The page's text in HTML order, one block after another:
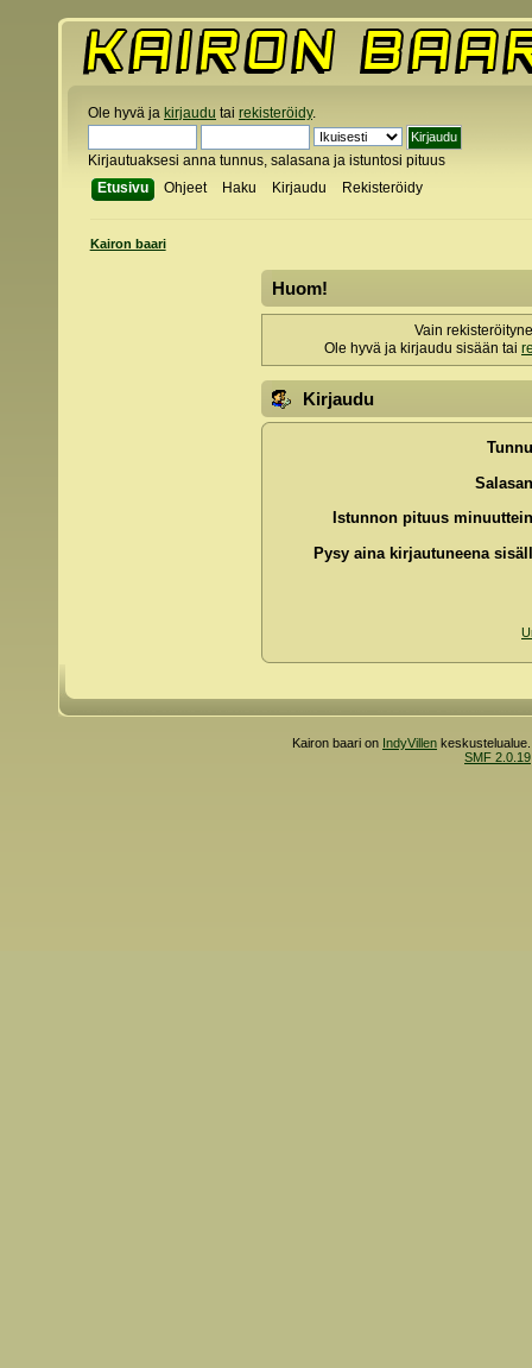
Ole hyvä ja kirjaudu tai rekisteröidy.
Kirjautuaksesi anna tunnus, salasana ja istuntosi pituus
Etusivu
Ohjeet Haku Kirjaudu Rekisteröidy
Kairon baari
Huom!
Vain
Ole hyvä ja kirjaudu sisään tai
Kirjaudu
Istunnon pituus
Pysy aina kirjautuneena
Kairon baari on IndyVillen
SMF 2.0.19